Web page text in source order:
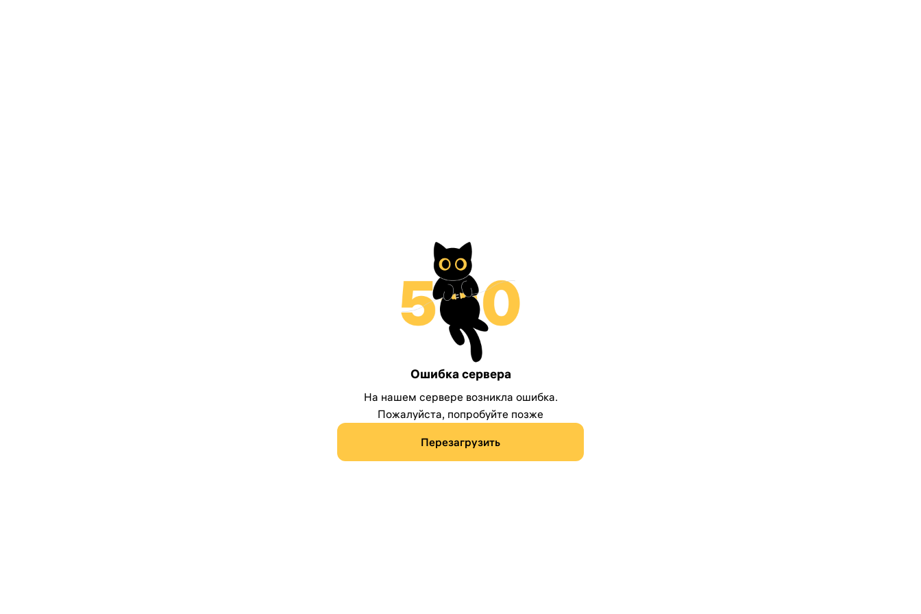
Ошибка сервера
На нашем сервере возникла ошибка.
Пожалуйста, попробуйте позже
Перезагрузить